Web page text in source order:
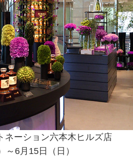
ネーション六本木ヒルズ店
～6月15日（日）